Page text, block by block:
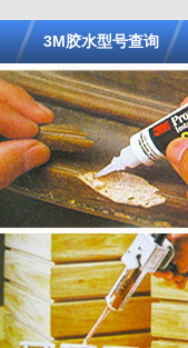
3M胶水型号查询